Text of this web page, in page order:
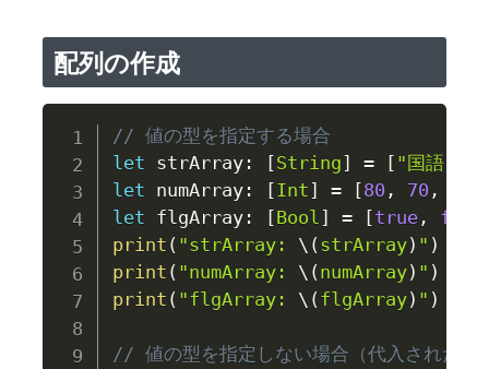
配列の作成
// 値の型を指定する場合
let strArray : [String] = [ "国語"
let numArray : [Int] = [80 , 70 ,
let flgArray : [Bool] = [true ,
print ( "strArray: \(strArray) " )
print ( "numArray: \(numArray) " )
print ( "flgArray: \(flgArray) " )
// 値の型を指定しない場合（代入された値